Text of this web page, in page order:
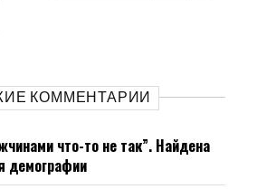
КОММЕНТАРИИ
что-то не так”. Найдена
демографии